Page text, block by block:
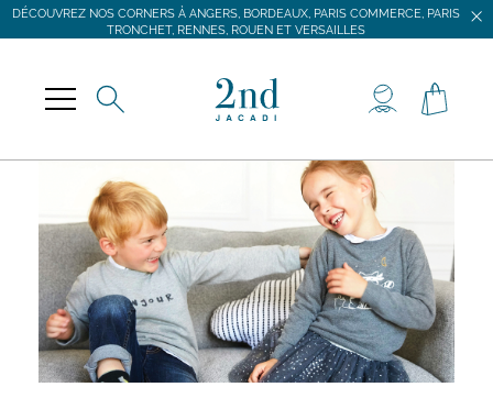
DÉCOUVREZ NOS CORNERS À ANGERS, BORDEAUX, PARIS COMMERCE, PARIS
TRONCHET, RENNES, ROUEN ET VERSAILLES
DÉCOUVREZ NOS CORNERS À ANGERS, BORDEAUX, PARIS COMMERCE, PARIS
TRONCHET, RENNES, ROUEN ET VERSAILLES